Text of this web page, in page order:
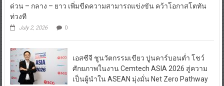
ด่วน – กลาง – ยาว เพิ่มขีดความสามารถแข่งขัน คว้าโอกาสโตทัน
ท่วงที
July 2, 2026 0
เอสซีจี ชูนวัตกรรมเขียว ปูนคาร์บอนต่ำ โชว์
ศักยภาพในงาน Cemtech ASIA 2026 สู่ความ
เป็นผู้นำใน ASEAN มุ่งมั่น Net Zero Pathway